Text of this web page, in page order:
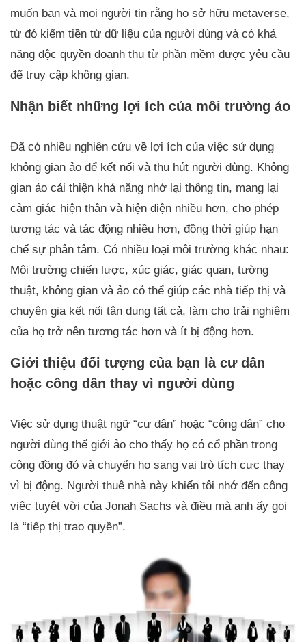
muốn bạn và mọi người tin rằng họ sở hữu metaverse,
từ đó kiếm tiền từ dữ liệu của người dùng và có khả
năng độc quyền doanh thu từ phần mềm được yêu cầu
để truy cập không gian.
Nhận biết những lợi ích của môi trường ảo
Đã có nhiều nghiên cứu về lợi ích của việc sử dụng
không gian ảo để kết nối và thu hút người dùng. Không
gian ảo cải thiện khả năng nhớ lại thông tin, mang lại
cảm giác hiện thân và hiện diện nhiều hơn, cho phép
tương tác và tác động nhiều hơn, đồng thời giúp hạn
chế sự phân tâm. Có nhiều loại môi trường khác nhau:
Môi trường chiến lược, xúc giác, giác quan, tường
thuật, không gian và ảo có thể giúp các nhà tiếp thị và
chuyên gia kết nối tận dụng tất cả, làm cho trải nghiệm
của họ trở nên tương tác hơn và ít bị động hơn.
Giới thiệu đối tượng của bạn là cư dân
hoặc công dân thay vì người dùng
Việc sử dụng thuật ngữ “cư dân” hoặc “công dân” cho
người dùng thế giới ảo cho thấy họ có cổ phần trong
cộng đồng đó và chuyển họ sang vai trò tích cực thay
vì bị động. Người thuê nhà này khiến tôi nhớ đến công
việc tuyệt vời của Jonah Sachs và điều mà anh ấy gọi
là “tiếp thị trao quyền”.